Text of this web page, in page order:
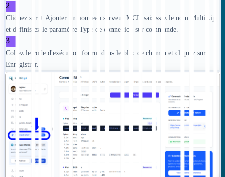
2
Cliquez sur + Ajouter un nouveau serveur MCP, saisissez le nom MultiLipi
et définissez le paramètre Type de connexion sur commande.
3
Collez le code d'exécution fourni dans le bloc de chemin et cliquez sur
Enregistrer.